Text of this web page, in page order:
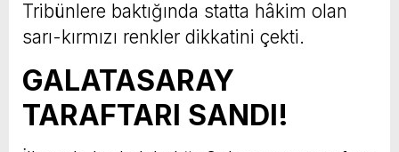
Tribünlere baktığında statta hâkim olan
sarı-kırmızı renkler dikkatini çekti.
GALATASARAY
TARAFTARI SANDI!